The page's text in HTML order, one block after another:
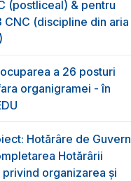
(postliceal) & pentru
(discipline din aria
a 26 posturi
organigramei - în
Hotărâre de Guvern
Hotărârii
organizarea şi